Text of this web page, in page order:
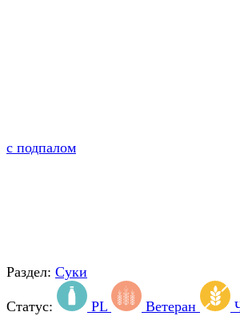
с подпалом
Раздел: Суки
Статус: PL Ветеран